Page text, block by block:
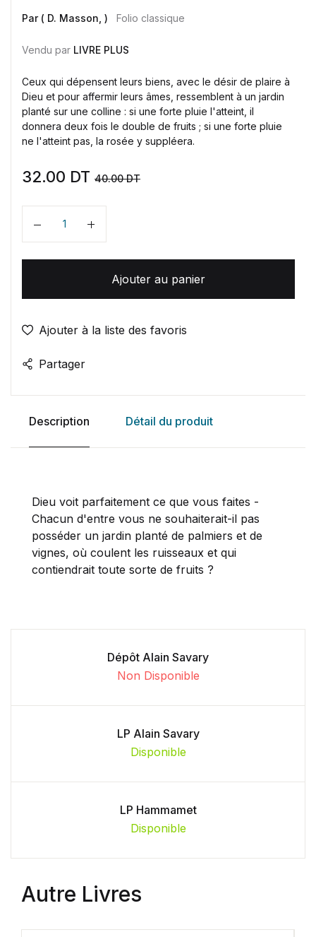
Par ( D. Masson, ) Folio classique
Vendu par LIVRE PLUS
Ceux qui dépensent leurs biens, avec le désir de plaire à
Dieu et pour affermir leurs âmes, ressemblent à un jardin
planté sur une colline : si une forte pluie l'atteint, il
donnera deux fois le double de fruits ; si une forte pluie
ne l'atteint pas, la rosée y suppléera.
32.00 DT 40.00DT
Quantité
Ajouter au panier
Ajouter à la liste des favoris
Partager
Description Détail du produit
Dieu voit parfaitement ce que vous faites -
Chacun d'entre vous ne souhaiterait-il pas
posséder un jardin planté de palmiers et de
vignes, où coulent les ruisseaux et qui
contiendrait toute sorte de fruits ?
Dépôt Alain Savary
Non Disponible
LP Alain Savary
Disponible
LP Hammamet
Disponible
Autre Livres